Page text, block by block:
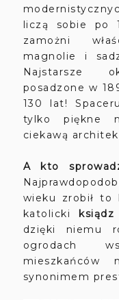
liczą sobie po
zamożni
magnolie i
Najstarsze
posadzone w
130 lat!
tylko piękne
ciekawą
A kto
wieku zrobił to
katolicki
dzięki niemu
ogrodach
synonimem